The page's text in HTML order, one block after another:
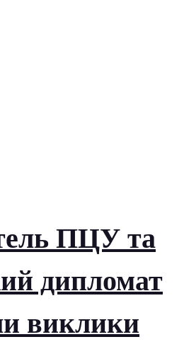
ПЦУ та
дипломат
виклики